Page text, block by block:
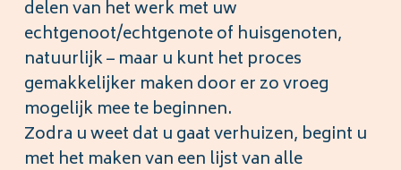
delen van het werk met uw
echtgenoot/echtgenote of huisgenoten,
natuurlijk – maar u kunt het proces
gemakkelijker maken door er zo vroeg
mogelijk mee te beginnen.
Zodra u weet dat u gaat verhuizen, begint u
met het maken van een lijst van alle